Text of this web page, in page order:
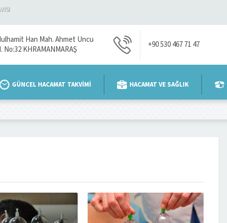
Han Mah. Ahmet Uncu
No:32 KHRAMANMARAŞ
+90 530 467 71 47
GÜNCEL HACAMAT TAKVİMİ HACAMAT VE SAĞLIK